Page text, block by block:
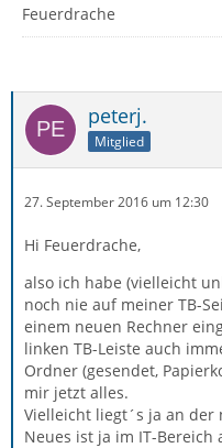
Feuerdrache
peterj.
Mitglied
27. September 2016 um 12:30
Hi Feuerdrache,
also ich habe (vielleicht
noch nie auf meiner TB-
einem neuen Rechner
linken TB-Leiste auch
Ordner (gesendet,
mir jetzt alles.
Vielleicht liegt´s ja an der
Neues ist ja im IT-